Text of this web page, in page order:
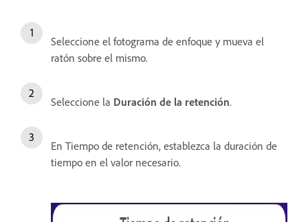
Seleccione el fotograma de enfoque y mueva el
ratón sobre el mismo.
Seleccione la Duración de la retención.
En Tiempo de retención, establezca la duración de
tiempo en el valor necesario.